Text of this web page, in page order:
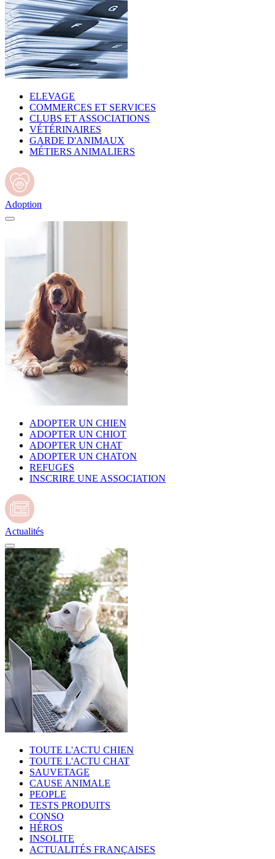
ELEVAGE
COMMERCES ET SERVICES
CLUBS ET ASSOCIATIONS
VÉTÉRINAIRES
GARDE D'ANIMAUX
MÉTIERS ANIMALIERS
Adoption
ADOPTER UN CHIEN
ADOPTER UN CHIOT
ADOPTER UN CHAT
ADOPTER UN CHATON
REFUGES
INSCRIRE UNE ASSOCIATION
Actualités
TOUTE L'ACTU CHIEN
TOUTE L'ACTU CHAT
SAUVETAGE
CAUSE ANIMALE
PEOPLE
TESTS PRODUITS
CONSO
HÉROS
INSOLITE
ACTUALITÉS FRANÇAISES